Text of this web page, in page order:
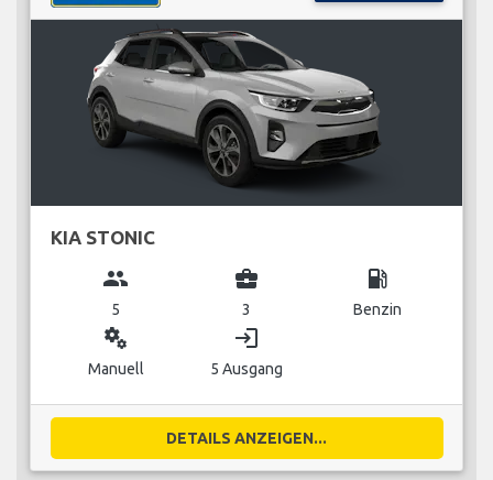
KIA STONIC
group
5
business_center
3
local_gas_station
Benzin
miscellaneous_services
Manuell
login
5 Ausgang
DETAILS ANZEIGEN...